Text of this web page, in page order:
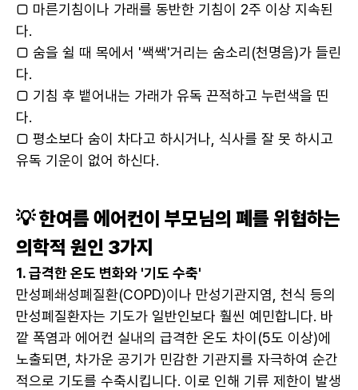
□ 마른기침이나 가래를 동반한 기침이 2주 이상 지속된
다.
□ 숨을 쉴 때 목에서 '쌕쌕'거리는 숨소리(천명음)가 들린
다.
□ 기침 후 뱉어내는 가래가 유독 끈적하고 누런색을 띤
다.
□ 평소보다 숨이 차다고 하시거나, 식사를 잘 못 하시고
유독 기운이 없어 하신다.
💡 한여름 에어컨이 부모님의 폐를 위협하는
의학적 원인 3가지
1. 급격한 온도 변화와 '기도 수축'
만성폐쇄성폐질환(COPD)이나 만성기관지염, 천식 등의
만성폐질환자는 기도가 일반인보다 훨씬 예민합니다. 바
깥 폭염과 에어컨 실내의 급격한 온도 차이(5도 이상)에
노출되면, 차가운 공기가 민감한 기관지를 자극하여 순간
적으로 기도를 수축시킵니다. 이로 인해 기류 제한이 발생